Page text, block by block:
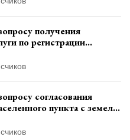
получения
по регистрации
через представителя
согласования
пункта с земель